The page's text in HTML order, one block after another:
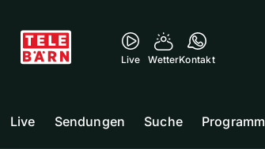
Live WetterKontakt
Live Sendungen Suche Programm